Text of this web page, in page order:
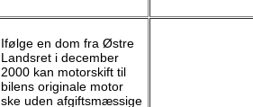
Ifølge en dom fra Østre
Landsret i december
2000 kan motorskift til
bilens originale motor
ske uden afgiftsmæssige